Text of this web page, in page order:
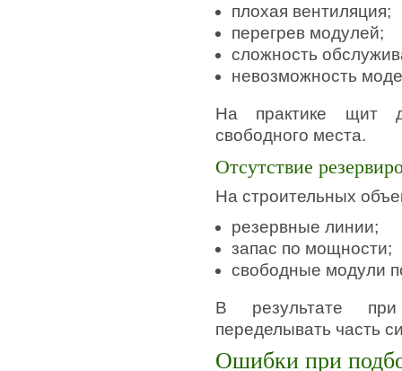
плохая вентиляция;
перегрев модулей;
сложность
невозможность
На практике щит
свободного места.
Отсутствие
На строительных
резервные линии;
запас по мощности;
свободные модули
В результате при
переделывать часть
Ошибки при